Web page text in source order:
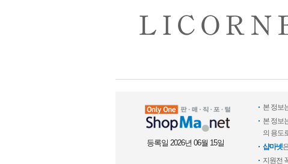
등록일 2026년 06월 15일
본 정보
본 정보
의 용도
샵마넷
지원전